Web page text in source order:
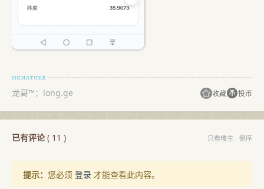
龙哥™：long.ge 收藏 投币
已有评论( 11 ) 只看楼主 倒序
提示： 您必须 登录 才能查看此内容。